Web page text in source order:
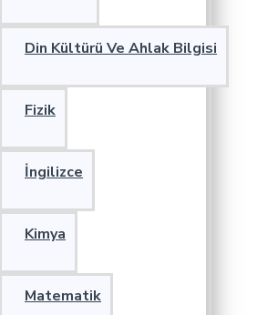
Din Kültürü Ve Ahlak Bilgisi
Fizik
İngilizce
Kimya
Matematik